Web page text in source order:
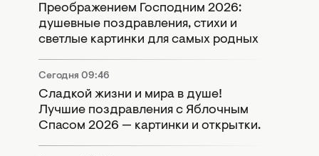
Преображением Господним 2026:
душевные поздравления, стихи и
светлые картинки для самых родных
Сегодня 09:46
Сладкой жизни и мира в душе!
Лучшие поздравления с Яблочным
Спасом 2026 — картинки и открытки.